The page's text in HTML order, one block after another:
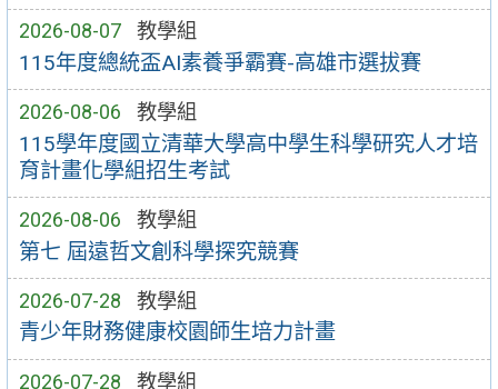
2026-08-07 教學組
115年度總統盃AI素養爭霸賽-高雄市選拔賽
2026-08-06 教學組
115學年度國立清華大學高中學生科學研究人才培
育計畫化學組招生考試
2026-08-06 教學組
第七 屆遠哲文創科學探究競賽
2026-07-28 教學組
青少年財務健康校園師生培力計畫
2026-07-28 教學組